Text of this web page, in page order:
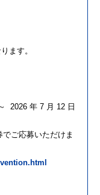
ます。
2026 年 7 月 12 日
ご応募いただけま